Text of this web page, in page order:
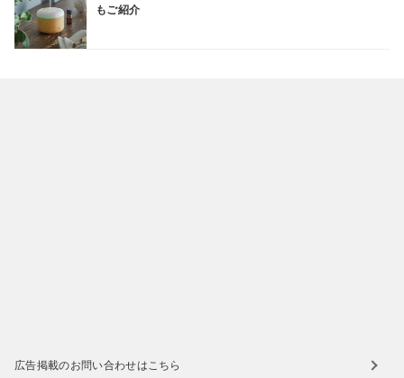
もご紹介
広告掲載のお問い合わせはこちら